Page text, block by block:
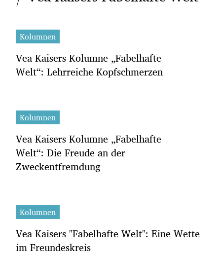
Kolumnen
Vea Kaisers Kolumne „Fabelhafte
Welt“: Lehrreiche Kopfschmerzen
Kolumnen
Vea Kaisers Kolumne „Fabelhafte
Welt“: Die Freude an der
Zweckentfremdung
Kolumnen
Vea Kaisers "Fabelhafte Welt": Eine Wette
im Freundeskreis